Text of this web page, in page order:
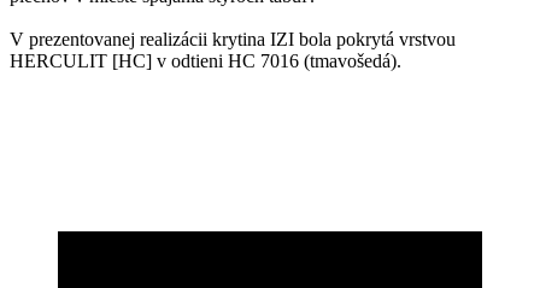
V prezentovanej realizácii krytina IZI bola pokrytá vrstvou
HERCULIT [HC] v odtieni HC 7016 (tmavošedá).